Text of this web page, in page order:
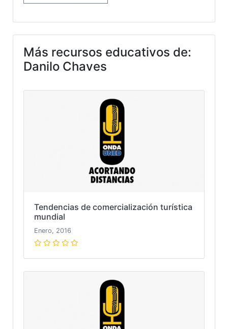
Más recursos educativos de:
Danilo Chaves
Tendencias de comercialización turística
mundial
Enero, 2016